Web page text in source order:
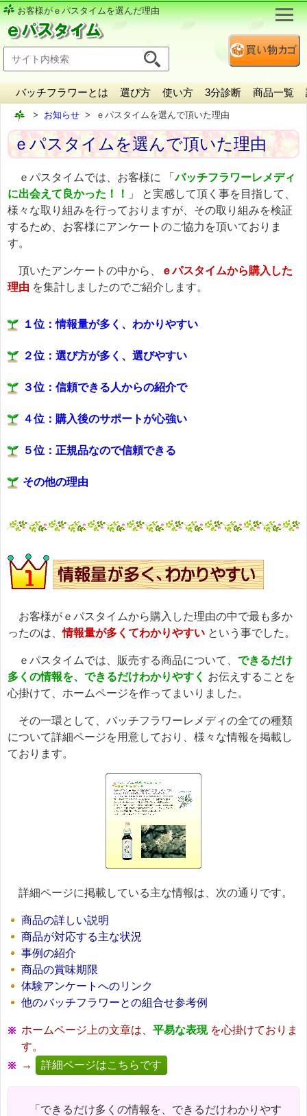
お客様がｅパスタイムを選んだ理由
バッチフラワーとは 選び方 使い方 3分診断 商品一覧
お知らせ ｅパスタイムを選んで頂いた理由
ｅパスタイムを選んで頂いた理由
ｅパスタイムでは、お客様に 「バッチフラワーレメディ
に出会えて良かった！！
」 と実感して頂く事を目指して、
様々な取り組みを行っておりますが、その取り組みを検証
するため、お客様にアンケートのご協力を頂いておりま
す。
頂いたアンケートの中から、
ｅパスタイムから購入した
理由 を集計しましたのでご紹介します。
１位：情報量が多く、わかりやすい
２位：選び方が多く、選びやすい
３位：信頼できる人からの紹介で
４位：購入後のサポートが心強い
５位：正規品なので信頼できる
その他の理由
お客様がｅパスタイムから購入した理由の中で最も多か
ったのは、情報量が多くてわかりやすい という事でした。
ｅパスタイムでは、販売する商品について、 できるだけ
多くの情報を、できるだけわかりやすく お伝えすることを
心掛けて、ホームページを作ってまいりました。
その一環として、バッチフラワーレメディの全ての種類
について詳細ページを用意しており、様々な情報を掲載し
ております。
詳細ページに掲載している主な情報は、次の通りです。
商品の詳しい説明
商品が対応する主な状況
事例の紹介
商品の賞味期限
体験アンケートへのリンク
他のバッチフラワーとの組合せ参考例
ホームページ上の文章は、 平易な表現を心掛けておりま
す。
→
詳細ページはこちらです
「できるだけ多くの情報を、できるだけわかりやす